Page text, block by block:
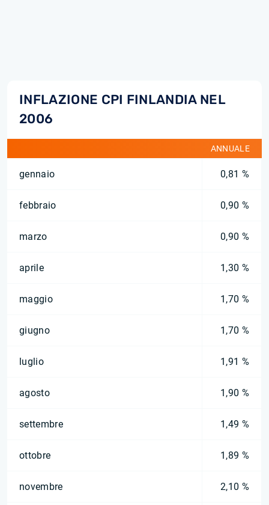
INFLAZIONE CPI FINLANDIA NEL
2006
ANNUALE
gennaio 0,81 %
febbraio 0,90 %
marzo 0,90 %
aprile 1,30 %
maggio 1,70 %
giugno 1,70 %
luglio 1,91 %
agosto 1,90 %
settembre 1,49 %
ottobre 1,89 %
novembre 2,10 %